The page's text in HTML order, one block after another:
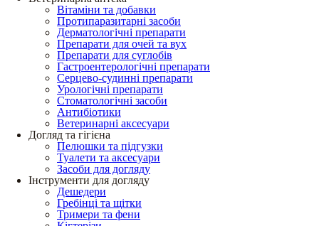
Вітаміни та добавки
Протипаразитарні засоби
Дерматологічні препарати
Препарати для очей та вух
Препарати для суглобів
Гастроентерологічні препарати
Серцево-судинні препарати
Урологічні препарати
Стоматологічні засоби
Антибіотики
Ветеринарні аксесуари
Догляд та гігієна
Пелюшки та підгузки
Туалети та аксесуари
Засоби для догляду
Інструменти для догляду
Дешедери
Гребінці та щітки
Тримери та фени